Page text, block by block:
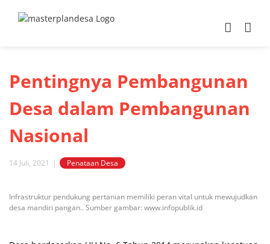
Pentingnya Pembangunan
Desa dalam Pembangunan
Nasional
14 Juli, 2021 | Penataan Desa
View
Larger
Infrastruktur pendukung pertanian memiliki peran vital untuk mewujudkan
desa mandiri pangan.. Sumber gambar: www.infopublik.id